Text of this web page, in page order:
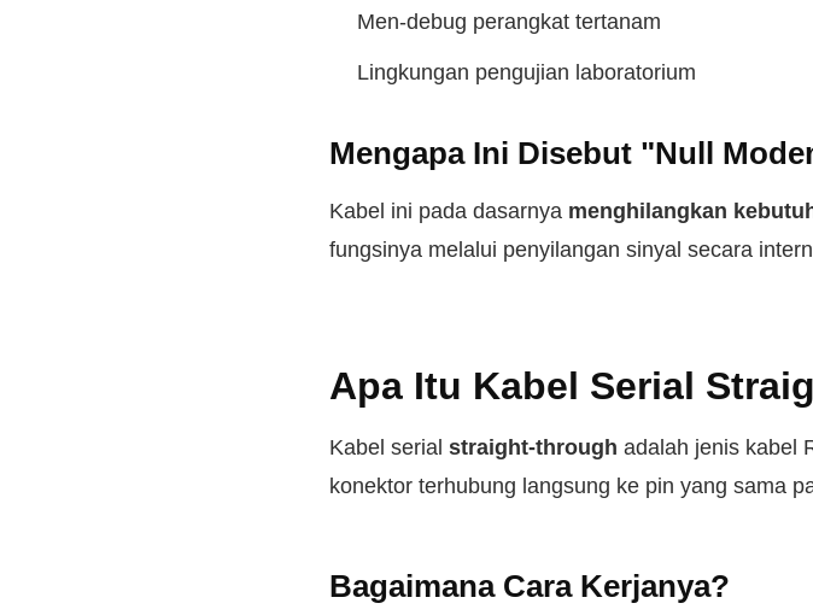
Men-debug perangkat tertanam
Lingkungan pengujian laboratorium
Mengapa Ini Disebut "Null
Kabel ini pada dasarnya menghilangkan
fungsinya melalui penyilangan sinyal secara
Apa Itu Kabel Serial
Kabel serial straight-through adalah jenis kabel
konektor terhubung langsung ke pin yang sama
Bagaimana Cara Kerjanya?